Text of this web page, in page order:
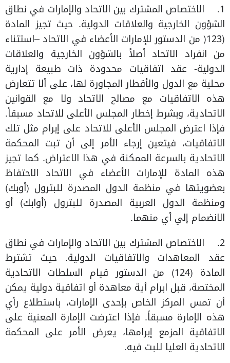
1. الاختصاص المشترك بين الاتحاد والإمارات في نطاق
الشؤون الخارجية والعلاقات الدولية. حيث تجيز المادة
(123( من الدستور للإمارات الأعضاء في الاتحاد –استثناء
من انفراد الاتحاد أصلاً بالشؤون الخارجية والعلاقات
الدولية- عقد اتفاقيات محدودة ذات طبيعة إدارية
محلية مع الدول والأقطار المجاورة لها، على ألا تتعارض
هذه الاتفاقيات مع مصالح الاتحاد ولا مع القوانين
الاتحادية، وبشرط إخطار المجلس الأعلى للاتحاد مسبقاً.
فإذا اعترض المجلس الأعلى للاتحاد على إبرام مثل تلك
الاتفاقيات، فيتعين إرجاء الأمر إلى أن تبت المحكمة
الاتحادية بالسرعة الممكنة في هذا الاعتراض. كما تجيز
هذه المادة للإمارات الأعضاء في الاتحاد الاحتفاظ
بعضويتها في منظمة الدول المصدرة للبترول (أوبك)
ومنظمة الدول العربية المصدرة للبترول (أوابك) أو
الانضمام إلي أي منهما.
2. الاختصاص المشترك بين الاتحاد والإمارات في نطاق
عقد المعاهدات والاتفاقيات الدولية. حيث تشترط
المادة (124) من الدستور قيام السلطات الاتحادية
المختصة، قبل ابرام أية معاهدة أو اتفاقية دولية يمكن
أن تمس المركز الخاص بإحدى الإمارات، باستطلاع رأي
هذه الإمارة مسبقاً. فإذا اعترضت الإمارة المعنية على
الاتفاقية المزمع إبرامها، يعرض الأمر على المحكمة
الاتحادية العليا للبت فيه.